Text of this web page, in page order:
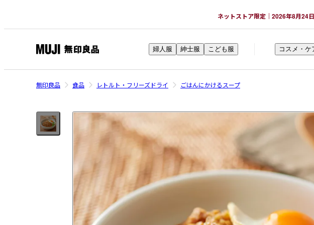
ネットストア限定｜2026年8月24
印
良
ネ
ッ
ト
婦人服 紳士服 こども服 コスメ・ケ
無印良品 食品 レトルト・フリーズドライ ごはんにかけるスープ